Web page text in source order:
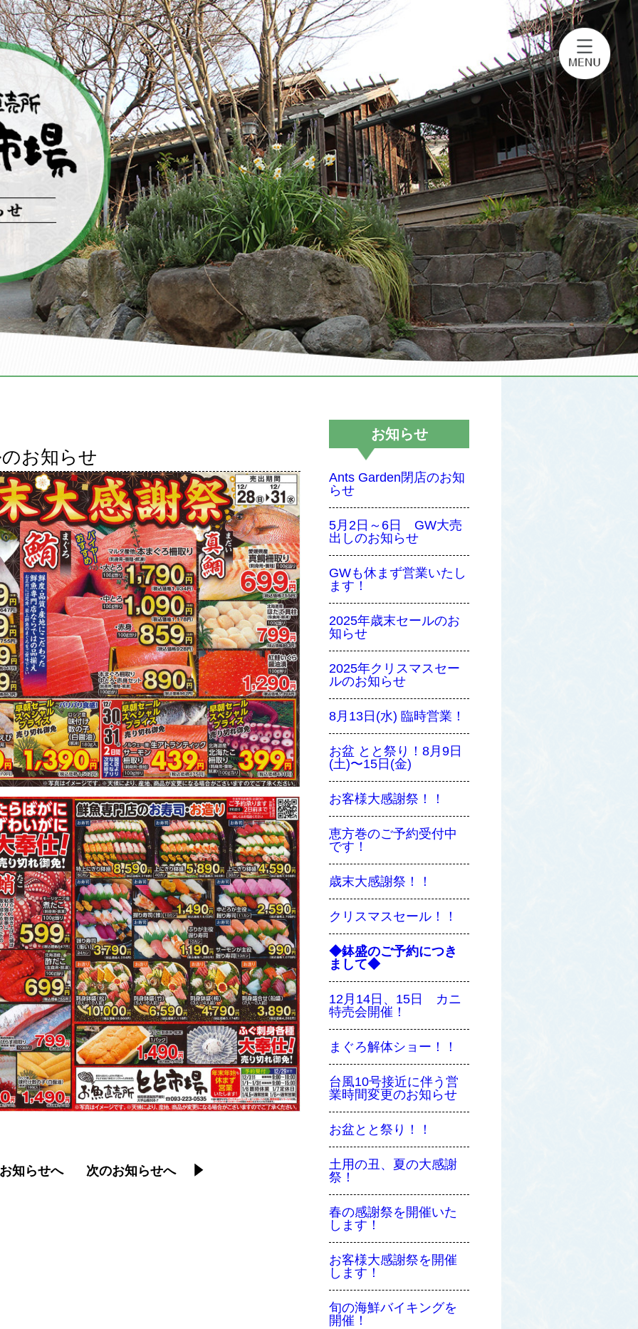
お知らせ
Ants Garden閉店のお知
らせ
5月2日～6日 GW大売
出しのお知らせ
GWも休まず営業いたし
ます！
2025年歳末セールのお
知らせ
2025年クリスマスセー
ルのお知らせ
8月13日(水) 臨時営業！
お盆 とと祭り！8月9日
(土)〜15日(金)
お客様大感謝祭！！
恵方巻のご予約受付中
です！
歳末大感謝祭！！
クリスマスセール！！
◆鉢盛のご予約につき
まして◆
12月14日、15日 カニ
特売会開催！
まぐろ解体ショー！！
台風10号接近に伴う営
業時間変更のお知らせ
お盆とと祭り！！
土用の丑、夏の大感謝
祭！
春の感謝祭を開催いた
します！
お客様大感謝祭を開催
します！
旬の海鮮バイキングを
開催！
お知らせ
知らせへ 次のお知らせへ